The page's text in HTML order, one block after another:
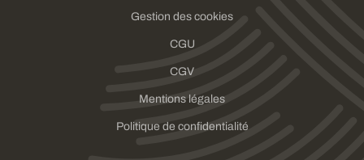
Gestion des cookies
CGU
CGV
Mentions légales
Politique de confidentialité